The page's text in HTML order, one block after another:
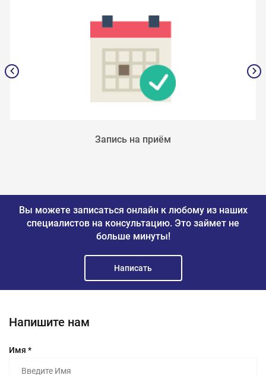
Запись на приём
Вы можете записаться онлайн к любому из наших
специалистов на консультацию. Это займет не
больше минуты!
Написать
Напишите нам
Имя *